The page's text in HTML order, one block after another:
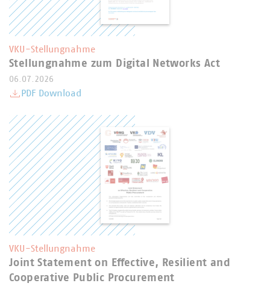
VKU-Stellungnahme
Stellungnahme zum Digital Networks Act
06.07.2026
PDF Download
VKU-Stellungnahme
Joint Statement on Effective, Resilient and
Cooperative Public Procurement